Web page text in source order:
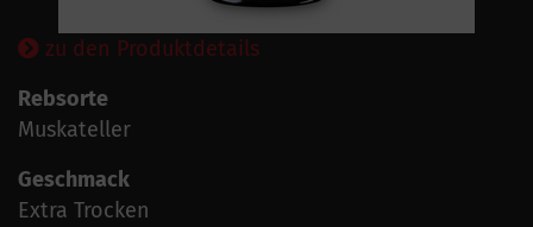
zu den Produktdetails
Rebsorte
Muskateller
Geschmack
Extra Trocken